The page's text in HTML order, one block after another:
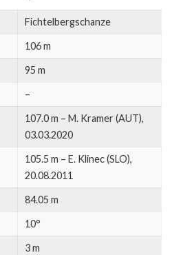
Fichtelbergschanze
106 m
95 m
–
107.0 m – M. Kramer (AUT),
03.03.2020
105.5 m – E. Klinec (SLO),
20.08.2011
84.05 m
10°
3 m